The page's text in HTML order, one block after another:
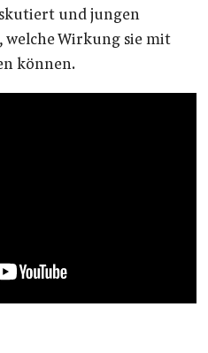
und jungen
Wirkung sie mit
können.